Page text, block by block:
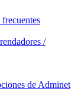
/
de Adminet